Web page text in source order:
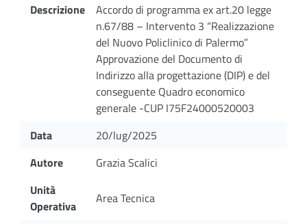
Descrizione
Accordo di programma ex art.20 legge
n.67/88 – Intervento 3 “Realizzazione
del Nuovo Policlinico di Palermo”
Approvazione del Documento di
Indirizzo alla progettazione (DIP) e del
conseguente Quadro economico
generale -CUP I75F24000520003
Data
20/lug/2025
Autore
Grazia Scalici
Unità
Operativa
Area Tecnica